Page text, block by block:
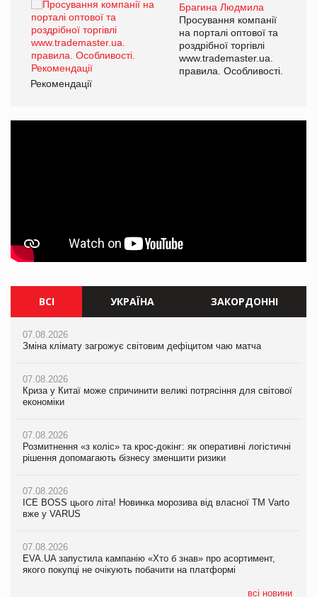
Брагина Людмила
Просування компанії
на порталі оптової та
роздрібної торгівлі
www.trademaster.ua.
правила. Особливості.
Рекомендації
ВСІ УКРАЇНА ЗАКОРДОННІ
07.08.2026
Зміна клімату загрожує світовим дефіцитом чаю матча
07.08.2026
Криза у Китаї може спричинити великі потрясіння для світової
економіки
07.08.2026
Розмитнення «з коліс» та крос-докінг: як оперативні логістичні
рішення допомагають бізнесу зменшити ризики
07.08.2026
ICE BOSS цього літа! Новинка морозива від власної ТМ Varto
вже у VARUS
07.08.2026
EVA.UA запустила кампанію «Хто б знав» про асортимент,
якого покупці не очікують побачити на платформі
всі новини
07.08.2026
Зміна клімату загрожує світовим дефіцитом чаю матча
07.08.2026
Криза у Китаї може спричинити великі потрясіння для світової
економіки
07.08.2026
Розмитнення «з коліс» та крос-докінг: як оперативні логістичні
рішення допомагають бізнесу зменшити ризики
07.08.2026
ICE BOSS цього літа! Новинка морозива від власної ТМ Varto
вже у VARUS
07.08.2026
EVA.UA запустила кампанію «Хто б знав» про асортимент,
якого покупці не очікують побачити на платформі
07.08.2026
Зміна клімату загрожує світовим дефіцитом чаю матча
07.08.2026
Криза у Китаї може спричинити великі потрясіння для світової
економіки
07.08.2026
Kraft Heinz скоротила збиток у першому півріччі
Продажі Hugo Boss впали на 9%